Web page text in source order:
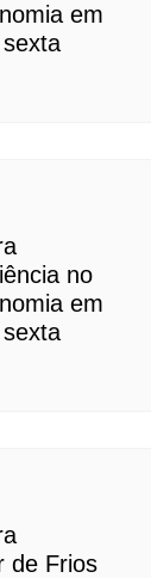
em
no
em
de Frios